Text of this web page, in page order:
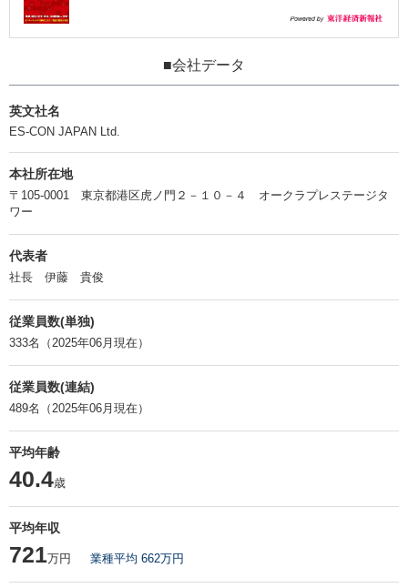
■会社データ
英文社名
ES-CON JAPAN Ltd.
本社所在地
〒105-0001 東京都港区虎ノ門２－１０－４ オークラプレステージタ
ワー
代表者
社長 伊藤 貴俊
従業員数(単独)
333名（2025年06月現在）
従業員数(連結)
489名（2025年06月現在）
平均年齢
40.4歳
平均年収
721万円 業種平均 662万円